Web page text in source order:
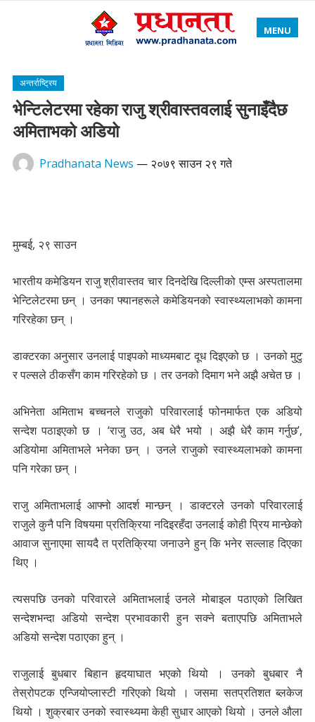
MENU
अन्तर्राष्ट्रिय
भेन्टिलेटरमा रहेका राजु श्रीवास्तवलाई सुनाइँदैछ
अमिताभको अडियो
Pradhanata News — २०७९ साउन २९ गते
मुम्बई, २९ साउन
भारतीय कमेडियन राजु श्रीवास्तव चार दिनदेखि दिल्लीको एम्स अस्पतालमा
भेन्टिलेटरमा छन् । उनका फ्यानहरूले कमेडियनको स्वास्थ्यलाभको कामना
गरिरहेका छन् ।
डाक्टरका अनुसार उनलाई पाइपको माध्यमबाट दूध दिइएको छ । उनको मुटु
र पल्सले ठीकसँग काम गरिरहेको छ । तर उनको दिमाग भने अझै अचेत छ ।
अभिनेता अमिताभ बच्चनले राजुको परिवारलाई फोनमार्फत एक अडियो
सन्देश पठाइएको छ । ‘राजु उठ, अब धेरै भयो । अझै धेरै काम गर्नुछ’,
अडियोमा अमिताभले भनेका छन् । उनले राजुको स्वास्थ्यलाभको कामना
पनि गरेका छन् ।
राजु अमिताभलाई आफ्नो आदर्श मान्छन् । डाक्टरले उनको परिवारलाई
राजुले कुनै पनि विषयमा प्रतिक्रिया नदिइरहँदा उनलाई कोही प्रिय मान्छेको
आवाज सुनाएमा सायदै त प्रतिक्रिया जनाउने हुन् कि भनेर सल्लाह दिएका
थिए ।
त्यसपछि उनको परिवारले अमिताभलाई उनले मोबाइल पठाएको लिखित
सन्देशभन्दा अडियो सन्देश प्रभावकारी हुन सक्ने बताएपछि अमिताभले
अडियो सन्देश पठाएका हुन् ।
राजुलाई बुधबार बिहान हृदयाघात भएको थियो । उनको बुधबार नै
तेस्रोपटक एन्जियोप्लास्टी गरिएको थियो । जसमा सतप्रतिशत ब्लकेज
थियो । शुक्रबार उनको स्वास्थ्यमा केही सुधार आएको थियो । उनले औला